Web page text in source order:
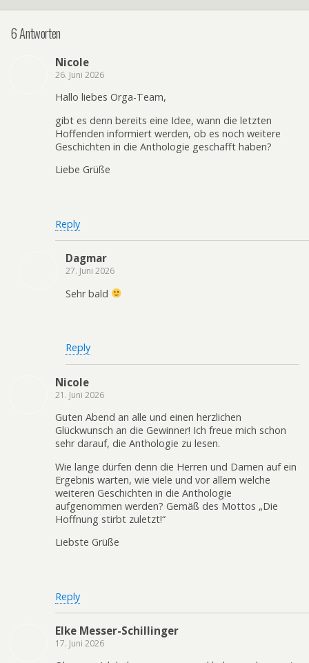
6 Antworten
Nicole
26. Juni 2026
Hallo liebes Orga-Team,
gibt es denn bereits eine Idee, wann die letzten
Hoffenden informiert werden, ob es noch weitere
Geschichten in die Anthologie geschafft haben?
Liebe Grüße
Reply
Dagmar
27. Juni 2026
Sehr bald
Reply
Nicole
21. Juni 2026
Guten Abend an alle und einen herzlichen
Glückwunsch an die Gewinner! Ich freue mich schon
sehr darauf, die Anthologie zu lesen.
Wie lange dürfen denn die Herren und Damen auf ein
Ergebnis warten, wie viele und vor allem welche
weiteren Geschichten in die Anthologie
aufgenommen werden? Gemäß des Mottos „Die
Hoffnung stirbt zuletzt!“
Liebste Grüße
Reply
Elke Messer-Schillinger
17. Juni 2026